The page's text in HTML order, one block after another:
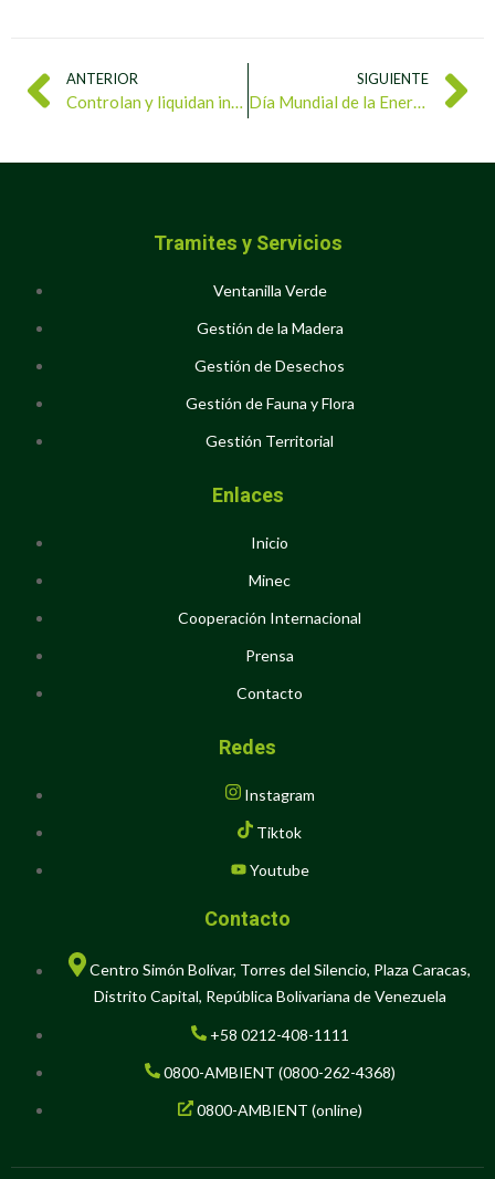
ANTERIOR
Controlan y liquidan incendio de vegetación en el Parque Universal La Paz de Caricuao
SIGUIENTE
Día Mundial de la Energía: Por la concienciación de la sociedad
Tramites y Servicios
Ventanilla Verde
Gestión de la Madera
Gestión de Desechos
Gestión de Fauna y Flora
Gestión Territorial
Enlaces
Inicio
Minec
Cooperación Internacional
Prensa
Contacto
Redes
Instagram
Tiktok
Youtube
Contacto
Centro Simón Bolívar, Torres del Silencio, Plaza Caracas,
Distrito Capital, República Bolivariana de Venezuela
+58 0212-408-1111
0800-AMBIENT (0800-262-4368)
0800-AMBIENT (online)